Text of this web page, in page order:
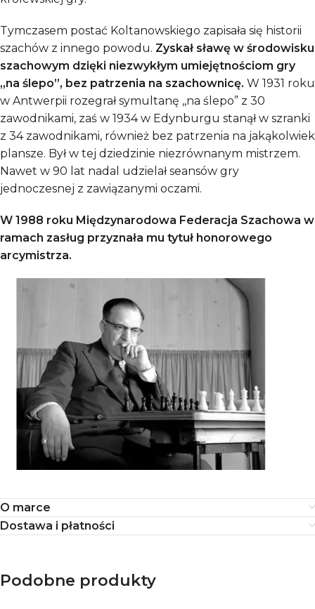
Tymczasem postać Koltanowskiego zapisała się historii
szachów z innego powodu. Zyskał sławę w środowisku
szachowym dzięki niezwykłym umiejętnościom gry
,,na ślepo”, bez patrzenia na szachownicę. W 1931 roku
w Antwerpii rozegrał symultanę ,,na ślepo” z 30
zawodnikami, zaś w 1934 w Edynburgu stanął w szranki
z 34 zawodnikami, również bez patrzenia na jakąkolwiek
plansze. Był w tej dziedzinie niezrównanym mistrzem.
Nawet w 90 lat nadal udzielał seansów gry
jednoczesnej z zawiązanymi oczami.
W 1988 roku Międzynarodowa Federacja Szachowa w
ramach zasług przyznała mu tytuł honorowego
arcymistrza.
O marce
Dostawa i płatności
Podobne produkty